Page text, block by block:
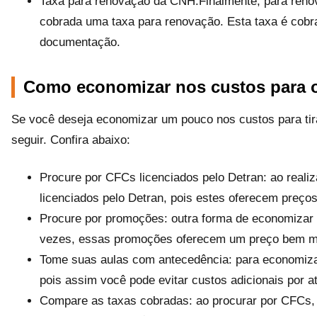
cobrada uma taxa para renovação. Esta taxa é
documentação.
Como economizar nos custos para
Se você deseja economizar um pouco nos custos para
seguir. Confira abaixo:
Procure por CFCs licenciados pelo Detran: ao
licenciados pelo Detran, pois estes oferecem
Procure por promoções: outra forma de
vezes, essas promoções oferecem um preço bem
Tome suas aulas com antecedência: para
pois assim você pode evitar custos adicionais por
Compare as taxas cobradas: ao procurar por